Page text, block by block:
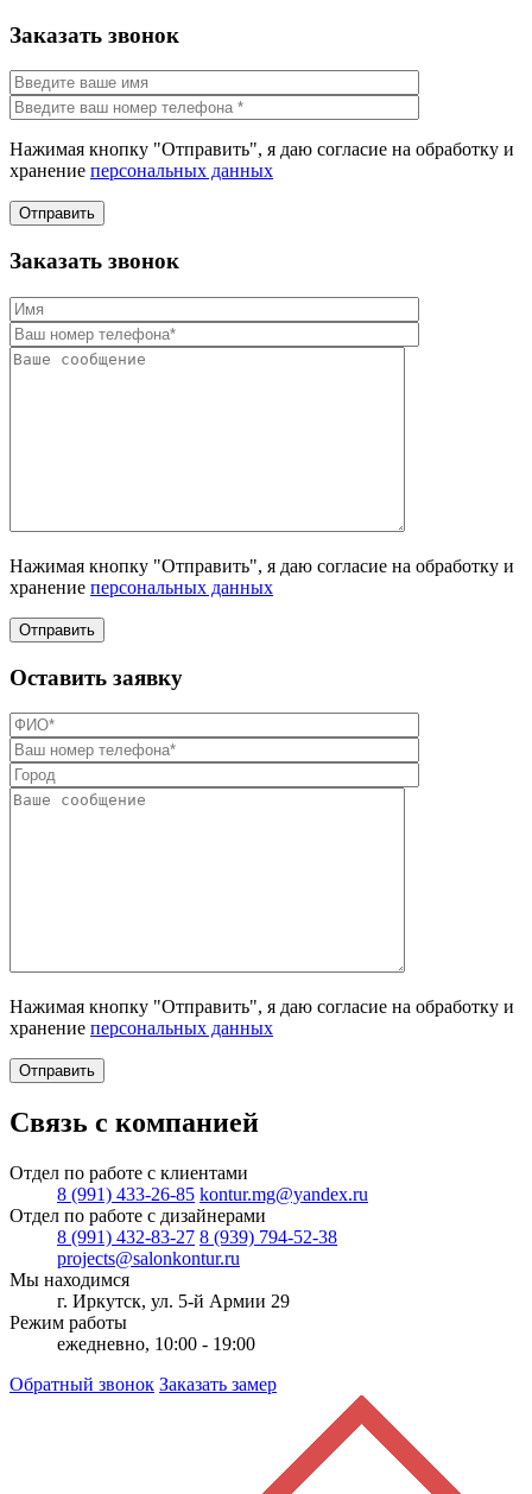
Заказать звонок
Нажимая кнопку "Отправить", я даю согласие на обработку и
хранение персональных данных
Отправить
Заказать звонок
Нажимая кнопку "Отправить", я даю согласие на обработку и
хранение персональных данных
Отправить
Оставить заявку
Нажимая кнопку "Отправить", я даю согласие на обработку и
хранение персональных данных
Отправить
Связь с компанией
Отдел по работе с клиентами
8 (991) 433-26-85 kontur.mg@yandex.ru
Отдел по работе с дизайнерами
8 (991) 432-83-27 8 (939) 794-52-38
projects@salonkontur.ru
Мы находимся
г. Иркутск, ул. 5-й Армии 29
Режим работы
ежедневно, 10:00 - 19:00
Обратный звонок Заказать замер